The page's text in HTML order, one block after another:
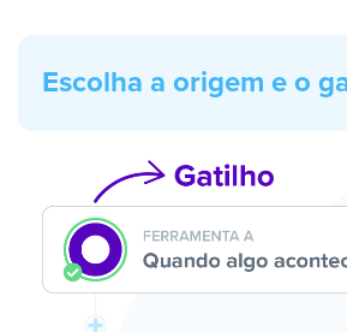
Escolha a origem e o